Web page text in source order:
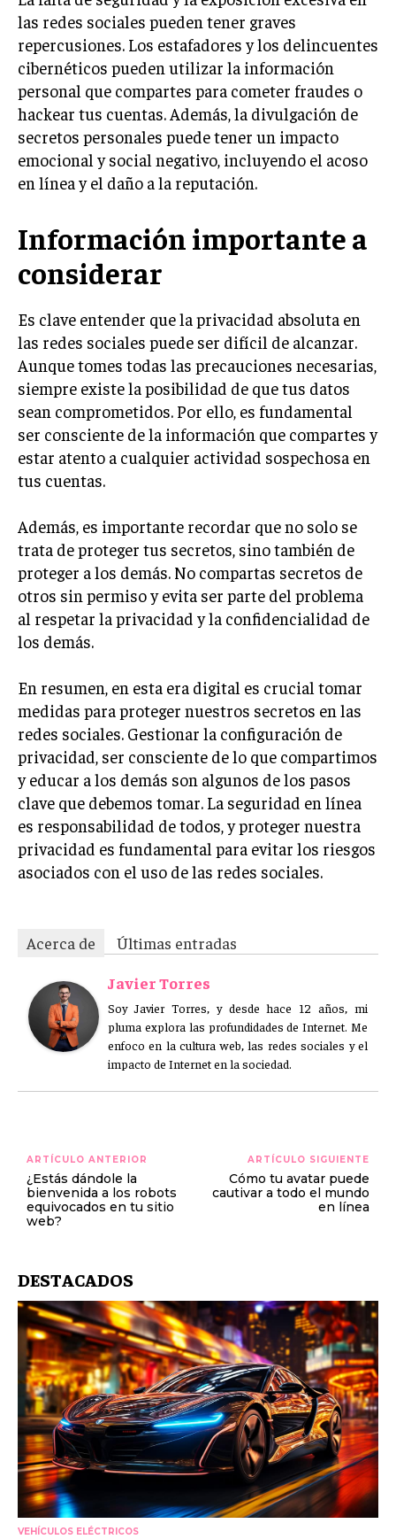
las redes sociales pueden tener graves
repercusiones. Los estafadores y los delincuentes
cibernéticos pueden utilizar la información
personal que compartes para cometer fraudes o
hackear tus cuentas. Además, la divulgación de
secretos personales puede tener un impacto
emocional y social negativo, incluyendo el acoso
en línea y el daño a la reputación.
Información importante a
considerar
Es clave entender que la privacidad absoluta en
las redes sociales puede ser difícil de alcanzar.
Aunque tomes todas las precauciones necesarias,
siempre existe la posibilidad de que tus datos
sean comprometidos. Por ello, es fundamental
ser consciente de la información que compartes y
estar atento a cualquier actividad sospechosa en
tus cuentas.
Además, es importante recordar que no solo se
trata de proteger tus secretos, sino también de
proteger a los demás. No compartas secretos de
otros sin permiso y evita ser parte del problema
al respetar la privacidad y la confidencialidad de
los demás.
En resumen, en esta era digital es crucial tomar
medidas para proteger nuestros secretos en las
redes sociales. Gestionar la configuración de
privacidad, ser consciente de lo que compartimos
y educar a los demás son algunos de los pasos
clave que debemos tomar. La seguridad en línea
es responsabilidad de todos, y proteger nuestra
privacidad es fundamental para evitar los riesgos
asociados con el uso de las redes sociales.
Acerca de
Últimas entradas
Javier Torres
Soy Javier Torres, y desde hace 12 años, mi
pluma explora las profundidades de Internet. Me
enfoco en la cultura web, las redes sociales y el
impacto de Internet en la sociedad.
ARTÍCULO ANTERIOR
¿Estás dándole la
bienvenida a los robots
equivocados en tu sitio
web?
ARTÍCULO SIGUIENTE
Cómo tu avatar puede
cautivar a todo el mundo
en línea
DESTACADOS
VEHÍCULOS ELÉCTRICOS